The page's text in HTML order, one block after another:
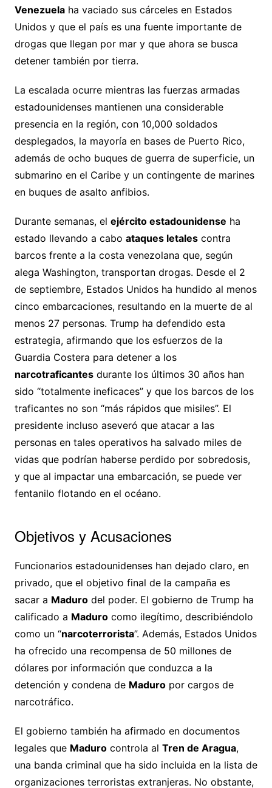
Venezuelaha vaciado sus cárceles en Estados
Unidos y que el país es una fuente importante de
drogas que llegan por mar y que ahora se busca
detener también por tierra.
La escalada ocurre mientras las fuerzas armadas
estadounidenses mantienen una considerable
presencia en la región, con 10,000 soldados
desplegados, la mayoría en bases de Puerto Rico,
además de ocho buques de guerra de superficie, un
submarino en el Caribe y un contingente de marines
en buques de asalto anfibios.
Durante semanas, el ejército estadounidense ha
estado llevando a cabo ataques letalescontra
barcos frente a la costa venezolana que, según
alega Washington, transportan drogas. Desde el 2
de septiembre, Estados Unidos ha hundido al menos
cinco embarcaciones, resultando en la muerte de al
menos 27 personas. Trump ha defendido esta
estrategia, afirmando que los esfuerzos de la
Guardia Costera para detener a los
narcotraficantesdurante los últimos 30 años han
sido “totalmente ineficaces” y que los barcos de los
traficantes no son “más rápidos que misiles”. El
presidente incluso aseveró que atacar a las
personas en tales operativos ha salvado miles de
vidas que podrían haberse perdido por sobredosis,
y que al impactar una embarcación, se puede ver
fentanilo flotando en el océano.
Objetivos y Acusaciones
Funcionarios estadounidenses han dejado claro, en
privado, que el objetivo final de la campaña es
sacar a Madurodel poder. El gobierno de Trump ha
calificado a Madurocomo ilegítimo, describiéndolo
como un “narcoterrorista”. Además, Estados Unidos
ha ofrecido una recompensa de 50 millones de
dólares por información que conduzca a la
detención y condena de Maduropor cargos de
narcotráfico.
El gobierno también ha afirmado en documentos
legales que Madurocontrola al Tren de Aragua,
una banda criminal que ha sido incluida en la lista de
organizaciones terroristas extranjeras. No obstante,